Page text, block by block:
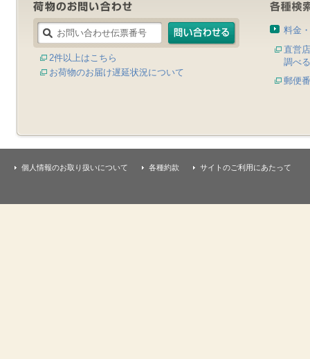
2件以上はこちら
お荷物のお届け遅延状況について
料金
直営
調べる
郵便
個人情報のお取り扱いについて 各種約款 サイトのご利用にあたって